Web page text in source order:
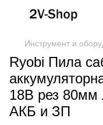
Инструмент и
Ryobi Пила
18В рез 80мм
АКБ и ЗП